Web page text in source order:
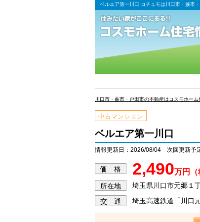
ベルエア第一川口 コチュモは川口市・蕨市
川口市・蕨市・戸田市の不動産はコスモホー
中古マンション
ベルエア第一川口
情報更新日：2026/08/04 次回更新予
価 格 2,490万円（
所在地 埼玉県川口市元郷１
交 通 埼玉高速鉄道「川口